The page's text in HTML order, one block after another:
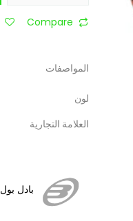
Compare
المواصفات
لون
العلامة التجارية
بادل بول